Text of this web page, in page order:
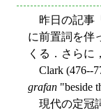
昨日の記事
に前置詞を伴
くる．さらに
Clark (476--
grafan "beside
現代の定冠